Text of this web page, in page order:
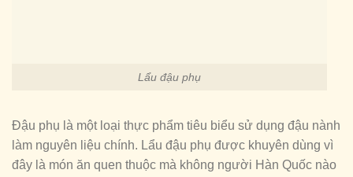
Lẩu đậu phụ
Đậu phụ là một loại thực phẩm tiêu biểu sử dụng đậu nành
làm nguyên liệu chính. Lẩu đậu phụ được khuyên dùng vì
đây là món ăn quen thuộc mà không người Hàn Quốc nào